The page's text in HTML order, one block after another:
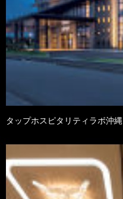
タップホスピタリティラボ沖縄